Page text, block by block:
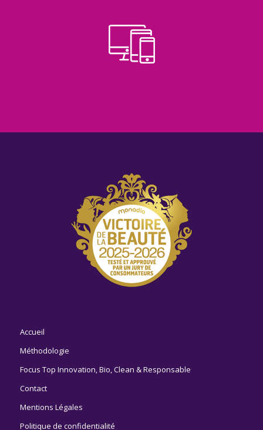
Accueil
Méthodologie
Focus Top Innovation, Bio, Clean & Responsable
Contact
Mentions Légales
Politique de confidentialité